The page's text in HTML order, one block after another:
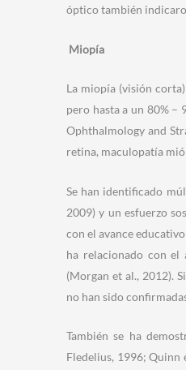
óptico también
Miopía
La miopía (visión
pero hasta a un 80% –
Ophthalmology and
retina, maculopatía
Se han identificado
2009) y un esfuerzo
con el avance
ha relacionado con el
(Morgan et al., 2012).
no han sido
También se ha
Fledelius, 1996; Quinn